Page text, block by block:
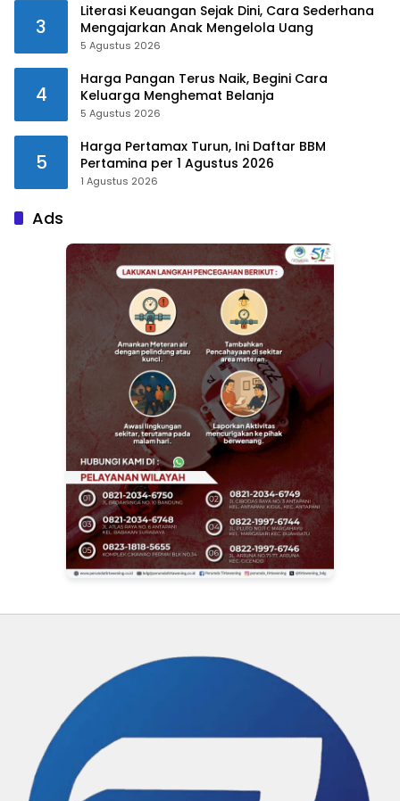
3
Literasi Keuangan Sejak Dini, Cara Sederhana
Mengajarkan Anak Mengelola Uang
5 Agustus 2026
4
Harga Pangan Terus Naik, Begini Cara
Keluarga Menghemat Belanja
5 Agustus 2026
5
Harga Pertamax Turun, Ini Daftar BBM
Pertamina per 1 Agustus 2026
1 Agustus 2026
Ads